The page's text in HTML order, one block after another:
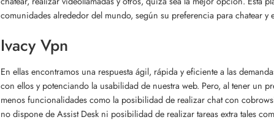
comunidades alrededor del mundo, según su preferencia para chatear y
Ivacy Vpn
En ellas encontramos una respuesta ágil, rápida y eficiente a las
con ellos y potenciando la usabilidad de nuestra web. Pero, al tener un
menos funcionalidades como la posibilidad de realizar chat con
no dispone de Assist Desk ni posibilidad de realizar tareas extra tales